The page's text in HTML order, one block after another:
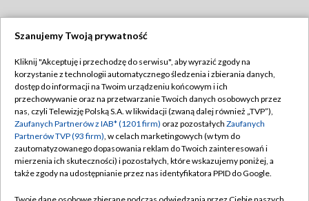
TVP
Abonament TVP
Emisja w TVP
Centrum informacji TVP
Naziemna Telewizja Cyfrowa
Regulamin TVP
Polityka prywatności
Moje zgody
Pomoc
Szanujemy Twoją prywatność
Kliknij "Akceptuję i przechodzę do serwisu", aby wyrazić zgody na
korzystanie z technologii automatycznego śledzenia i zbierania danych,
dostęp do informacji na Twoim urządzeniu końcowym i ich
przechowywanie oraz na przetwarzanie Twoich danych osobowych przez
nas, czyli Telewizję Polską S.A. w likwidacji (zwaną dalej również „TVP”),
Zaufanych Partnerów z IAB* (1201 firm) oraz pozostałych Zaufanych
Partnerów TVP (93 firm), w celach marketingowych (w tym do
zautomatyzowanego dopasowania reklam do Twoich zainteresowań i
mierzenia ich skuteczności) i pozostałych, które wskazujemy poniżej, a
także zgody na udostępnianie przez nas identyfikatora PPID do Google.